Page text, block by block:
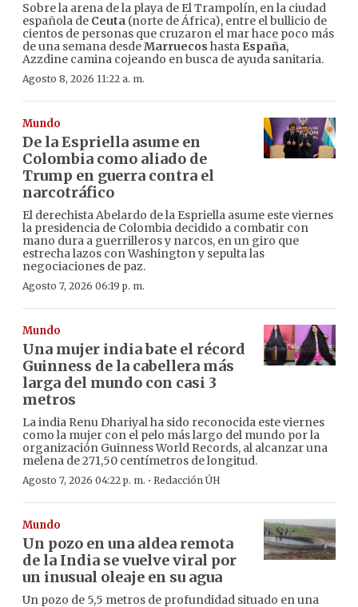
Sobre la arena de la playa de El Trampolín, en la ciudad
española de Ceuta (norte de África), entre el bullicio de
cientos de personas que cruzaron el mar hace poco más
de una semana desdeMarruecos hasta España,
Azzdine camina cojeando en busca de ayuda sanitaria.
Agosto 8, 2026 11:22 a. m.
Mundo
De la Espriella asume en
Colombia como aliado de
Trump en guerra contra el
narcotráfico
El derechista Abelardo de la Espriella asume este viernes
la presidencia de Colombia decidido a combatir con
mano dura a guerrilleros y narcos, en un giro que
estrecha lazos con Washington y sepulta las
negociaciones de paz.
Agosto 7, 2026 06:19 p. m.
Mundo
Una mujer india bate el récord
Guinness de la cabellera más
larga del mundo con casi 3
metros
La india Renu Dhariyal ha sido reconocida este viernes
como la mujer con el pelo más largo del mundo por la
organización Guinness World Records, al alcanzar una
melena de 271,50 centímetros de longitud.
Agosto 7, 2026 04:22 p. m. · Redacción ÚH
Mundo
Un pozo en una aldea remota
de la India se vuelve viral por
un inusual oleaje en su agua
Un pozo de 5,5 metros de profundidad situado en una